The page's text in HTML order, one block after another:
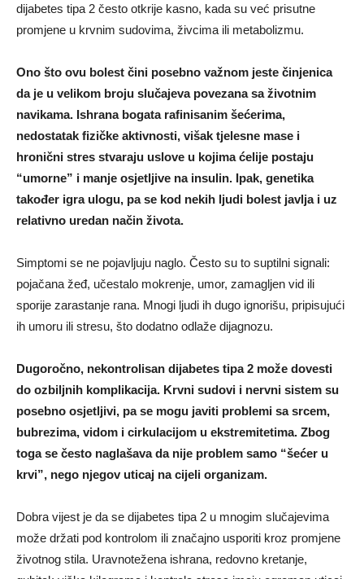
dijabetes tipa 2 često otkrije kasno, kada su već prisutne
promjene u krvnim sudovima, živcima ili metabolizmu.
Ono što ovu bolest čini posebno važnom jeste činjenica
da je u velikom broju slučajeva povezana sa životnim
navikama. Ishrana bogata rafinisanim šećerima,
nedostatak fizičke aktivnosti, višak tjelesne mase i
hronični stres stvaraju uslove u kojima ćelije postaju
“umorne” i manje osjetljive na insulin. Ipak, genetika
također igra ulogu, pa se kod nekih ljudi bolest javlja i uz
relativno uredan način života.
Simptomi se ne pojavljuju naglo. Često su to suptilni signali:
pojačana žeđ, učestalo mokrenje, umor, zamagljen vid ili
sporije zarastanje rana. Mnogi ljudi ih dugo ignorišu, pripisujući
ih umoru ili stresu, što dodatno odlaže dijagnozu.
Dugoročno, nekontrolisan dijabetes tipa 2 može dovesti
do ozbiljnih komplikacija. Krvni sudovi i nervni sistem su
posebno osjetljivi, pa se mogu javiti problemi sa srcem,
bubrezima, vidom i cirkulacijom u ekstremitetima. Zbog
toga se često naglašava da nije problem samo “šećer u
krvi”, nego njegov uticaj na cijeli organizam.
Dobra vijest je da se dijabetes tipa 2 u mnogim slučajevima
može držati pod kontrolom ili značajno usporiti kroz promjene
životnog stila. Uravnotežena ishrana, redovno kretanje,